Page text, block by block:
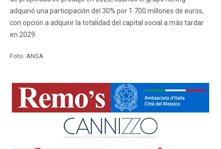
adquirió una participación del 30% por 1.700 millones de euros,
con opción a adquirir la totalidad del capital social a más tardar
en 2029.
Foto: ANSA